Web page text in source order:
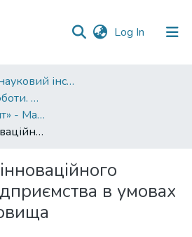
Log In (current)
Навчально-науковий інститут економіки, управління, права та інформаційних технологій
Кваліфікаційні роботи. ННІ економіки, управління, права та ІТ
073 «Менеджмент» - Магістри 2023-2024
Формування інноваційного потенціалу підприємства в умовах бізнес-середовища
в умовах